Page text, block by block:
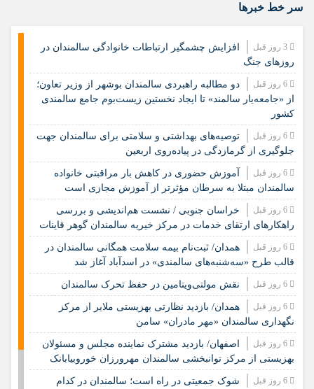
سر خط خبرها
افزایش چشمگیر ارتباطات خانوادگی سالمندان در
روزهای جنگ
دو مطالبه راهبردی سالمندان بوشهر از وزیر تعاون؛
از «جامعه‌یار سالمند» تا ایجاد نخستین زیست‌بوم جامع سالمندی
کشور
️توصیه‌های بهداشتی و سلامتی برای سالمندان جهت
جلوگیری از گرمازدگی در پیاده‌روی اربعین
آموزش حضوری در کاهش بار مراقبتی خانواده
سالمندان مبتلا به سرطان مؤثرتر از آموزش مجازی است
خراسان جنوبی / نشست هم‌اندیشی و بررسی
راهکارهای ارتقای خدمات در مرکز خیریه سالمندان گوهر قاینات
همدان/ ثبت‌نام بیمه سلامت همگانی سالمندان در
قالب طرح «سه‌شنبه‌های سالمندی» در اسدآباد آغاز شد
نقش مولتی‌ویتامین در حفظ تحرک سالمندان
همدان/ بازدید نظارتی بهزیستی ملایر از مرکز
نگهداری سالمندان «مهر مادران» سامن
اصفهان/ بازدید مشترک نماینده مجلس و مسئولان
بهزیستی از مرکز توانبخشی سالمندان مهرورزان خوروبیابانک
شوک جمعیتی در راه است؛ سالمندان در کدام